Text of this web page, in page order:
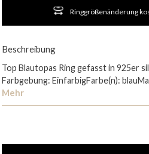
Ringgrößenänderung
Beschreibung
Top Blautopas Ring gefasst in 925er
Farbgebung: EinfarbigFarbe(n):
Mehr